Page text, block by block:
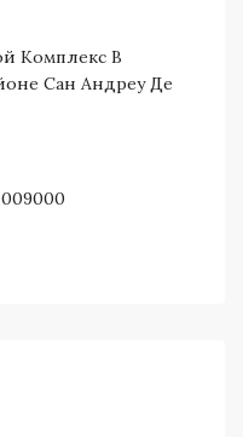
Комплекс В
Сан Андреу Де